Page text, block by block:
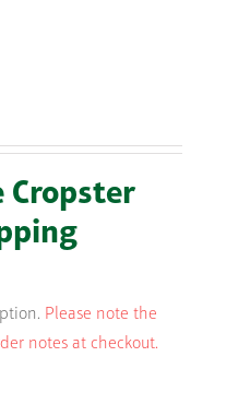
Cropster
Please note the
notes at checkout.